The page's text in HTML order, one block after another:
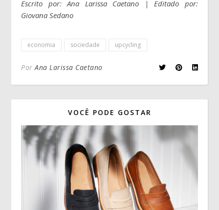
Escrito por: Ana Larissa Caetano | Editado por:
Giovana Sedano
economia sociedade upcycling
PorAna Larissa Caetano
VOCÊ PODE GOSTAR